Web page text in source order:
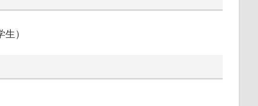
）